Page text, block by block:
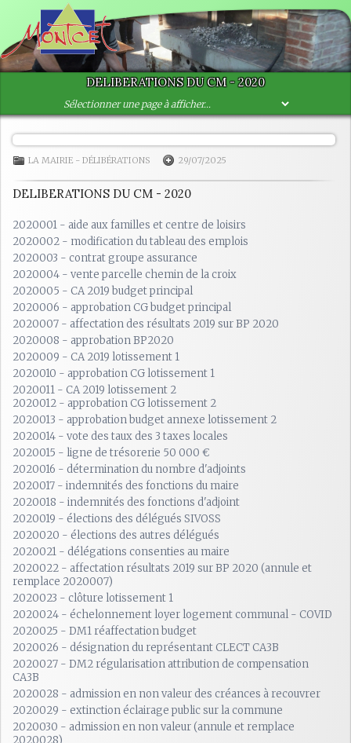
DELIBERATIONS DU CM - 2020
LA MAIRIE - DÉLIBÉRATIONS 29/07/2025
DELIBERATIONS DU CM - 2020
2020001 - aide aux familles et centre de loisirs
2020002 - modification du tableau des emplois
2020003 - contrat groupe assurance
2020004 - vente parcelle chemin de la croix
2020005 - CA 2019 budget principal
2020006 - approbation CG budget principal
2020007 - affectation des résultats 2019 sur BP 2020
2020008 - approbation BP2020
2020009 - CA 2019 lotissement 1
2020010 - approbation CG lotissement 1
2020011 - CA 2019 lotissement 2
2020012 - approbation CG lotissement 2
2020013 - approbation budget annexe lotissement 2
2020014 - vote des taux des 3 taxes locales
2020015 - ligne de trésorerie 50 000 €
2020016 - détermination du nombre d'adjoints
2020017 - indemnités des fonctions du maire
2020018 - indemnités des fonctions d'adjoint
2020019 - élections des délégués SIVOSS
2020020 - élections des autres délégués
2020021 - délégations consenties au maire
2020022 - affectation résultats 2019 sur BP 2020 (annule et
remplace 2020007)
2020023 - clôture lotissement 1
2020024 - échelonnement loyer logement communal - COVID
2020025 - DM1 réaffectation budget
2020026 - désignation du représentant CLECT CA3B
2020027 - DM2 régularisation attribution de compensation
CA3B
2020028 - admission en non valeur des créances à recouvrer
2020029 - extinction éclairage public sur la commune
2020030 - admission en non valeur (annule et remplace
2020028)